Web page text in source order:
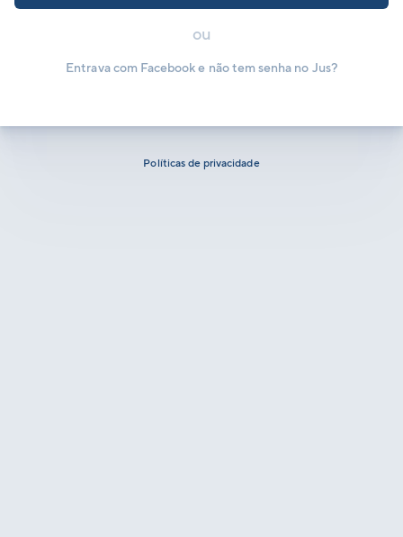
ou
Entrava com Facebook e não tem senha no Jus?
Políticas de privacidade